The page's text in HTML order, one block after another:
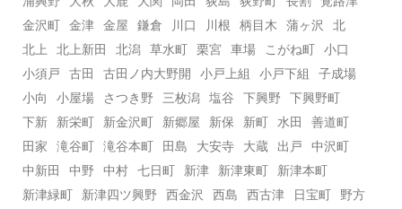
金沢町
金津 金屋 鎌倉 川口 川根 柄目木 蒲ヶ沢
北
北上
北上新田 北潟 草水町 栗宮 車場 こがね町
小口
小須戸
古田 古田ノ内大野開 小戸上組 小戸下組
子成場
小向
小屋場 さつき野 三枚潟 塩谷 下興野
下興野町
下新
新栄町 新金沢町 新郷屋 新保 新町 水田
善道町
田家
滝谷町 滝谷本町 田島 大安寺 大蔵 出戸
中沢町
中新田
中野 中村 七日町 新津 新津東町
新津本町
新津緑町
新津四ツ興野 西金沢 西島 西古津 日宝町
野方